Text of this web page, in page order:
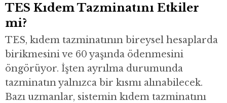
TES Kıdem Tazminatını Etkiler
mi?
TES, kıdem tazminatının bireysel hesaplarda
birikmesini ve 60 yaşında ödenmesini
öngörüyor. İşten ayrılma durumunda
tazminatın yalnızca bir kısmı alınabilecek.
Bazı uzmanlar, sistemin kıdem tazminatını